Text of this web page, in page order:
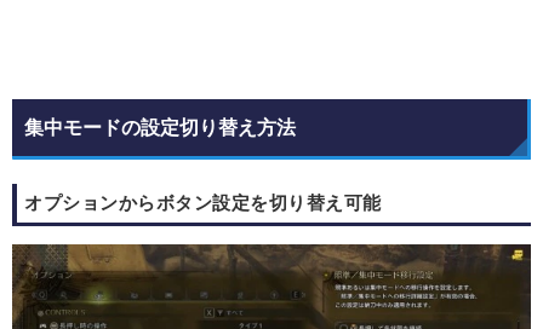
集中モードの設定切り替え方法
オプションからボタン設定を切り替え可能